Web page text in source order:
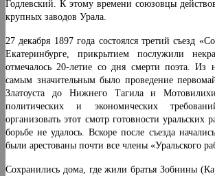
Годлевский. К этому времени союзовцы
крупных заводов Урала.
27 декабря 1897 года состоялся третий съезд
Екатеринбурге, прикрытием послужили
отмечалось 20-летие со дня смер­ти поэта. Из
самым значительным было проведение
Златоуста до Нижнего Тагила и
политических и экономических
организовать этот смотр готовности уральских
борьбе не удалось. Вскоре после съезда
были арестованы почти все члены «Уральского
Сохранились дома, где жили братья Зобнины